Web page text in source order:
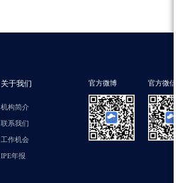
关于我们
机构简介
联系我们
工作机会
IPE年报
官方微博 官方微信